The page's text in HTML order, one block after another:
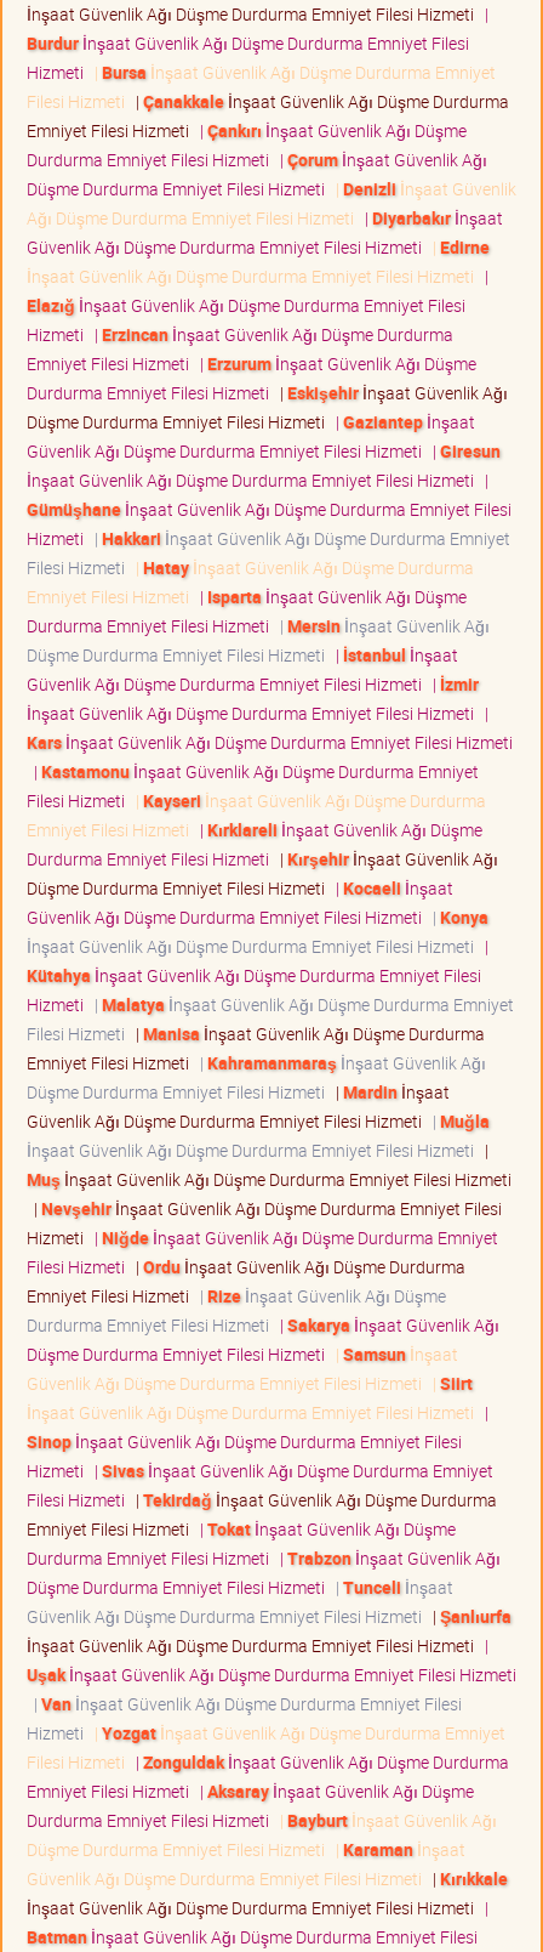
İnşaat Güvenlik Ağı Düşme Durdurma Emniyet Filesi Hizmeti |
Burdurİnşaat Güvenlik Ağı Düşme Durdurma Emniyet Filesi
Hizmeti | Bursa İnşaat Güvenlik Ağı Düşme Durdurma Emniyet
Filesi Hizmeti | Çanakkaleİnşaat Güvenlik Ağı Düşme Durdurma
Emniyet Filesi Hizmeti | Çankırı İnşaat Güvenlik Ağı Düşme
Durdurma Emniyet Filesi Hizmeti | Çorumİnşaat Güvenlik Ağı
Düşme Durdurma Emniyet Filesi Hizmeti | Denizli İnşaat Güvenlik
Ağı Düşme Durdurma Emniyet Filesi Hizmeti | Diyarbakırİnşaat
Güvenlik Ağı Düşme Durdurma Emniyet Filesi Hizmeti | Edirne
İnşaat Güvenlik Ağı Düşme Durdurma Emniyet Filesi Hizmeti |
Elazığ İnşaat Güvenlik Ağı Düşme Durdurma Emniyet Filesi
Hizmeti | Erzincanİnşaat Güvenlik Ağı Düşme Durdurma
Emniyet Filesi Hizmeti | Erzurumİnşaat Güvenlik Ağı Düşme
Durdurma Emniyet Filesi Hizmeti | Eskişehirİnşaat Güvenlik Ağı
Düşme Durdurma Emniyet Filesi Hizmeti | Gaziantepİnşaat
Güvenlik Ağı Düşme Durdurma Emniyet Filesi Hizmeti | Giresun
İnşaat Güvenlik Ağı Düşme Durdurma Emniyet Filesi Hizmeti |
Gümüşhaneİnşaat Güvenlik Ağı Düşme Durdurma Emniyet Filesi
Hizmeti | Hakkari İnşaat Güvenlik Ağı Düşme Durdurma Emniyet
Filesi Hizmeti | Hatayİnşaat Güvenlik Ağı Düşme Durdurma
Emniyet Filesi Hizmeti | Isparta İnşaat Güvenlik Ağı Düşme
Durdurma Emniyet Filesi Hizmeti | Mersinİnşaat Güvenlik Ağı
Düşme Durdurma Emniyet Filesi Hizmeti | İstanbul İnşaat
Güvenlik Ağı Düşme Durdurma Emniyet Filesi Hizmeti | İzmir
İnşaat Güvenlik Ağı Düşme Durdurma Emniyet Filesi Hizmeti |
Karsİnşaat Güvenlik Ağı Düşme Durdurma Emniyet Filesi Hizmeti
| Kastamonuİnşaat Güvenlik Ağı Düşme Durdurma Emniyet
Filesi Hizmeti | Kayseri İnşaat Güvenlik Ağı Düşme Durdurma
Emniyet Filesi Hizmeti | Kırklareli İnşaat Güvenlik Ağı Düşme
Durdurma Emniyet Filesi Hizmeti | Kırşehirİnşaat Güvenlik Ağı
Düşme Durdurma Emniyet Filesi Hizmeti | Kocaeli İnşaat
Güvenlik Ağı Düşme Durdurma Emniyet Filesi Hizmeti | Konya
İnşaat Güvenlik Ağı Düşme Durdurma Emniyet Filesi Hizmeti |
Kütahya İnşaat Güvenlik Ağı Düşme Durdurma Emniyet Filesi
Hizmeti | Malatya İnşaat Güvenlik Ağı Düşme Durdurma Emniyet
Filesi Hizmeti | Manisa İnşaat Güvenlik Ağı Düşme Durdurma
Emniyet Filesi Hizmeti | Kahramanmaraş İnşaat Güvenlik Ağı
Düşme Durdurma Emniyet Filesi Hizmeti | Mardinİnşaat
Güvenlik Ağı Düşme Durdurma Emniyet Filesi Hizmeti | Muğla
İnşaat Güvenlik Ağı Düşme Durdurma Emniyet Filesi Hizmeti |
Muş İnşaat Güvenlik Ağı Düşme Durdurma Emniyet Filesi Hizmeti
| Nevşehirİnşaat Güvenlik Ağı Düşme Durdurma Emniyet Filesi
Hizmeti | Niğdeİnşaat Güvenlik Ağı Düşme Durdurma Emniyet
Filesi Hizmeti | Orduİnşaat Güvenlik Ağı Düşme Durdurma
Emniyet Filesi Hizmeti | Rizeİnşaat Güvenlik Ağı Düşme
Durdurma Emniyet Filesi Hizmeti | Sakarya İnşaat Güvenlik Ağı
Düşme Durdurma Emniyet Filesi Hizmeti | Samsunİnşaat
Güvenlik Ağı Düşme Durdurma Emniyet Filesi Hizmeti | Siirt
İnşaat Güvenlik Ağı Düşme Durdurma Emniyet Filesi Hizmeti |
Sinopİnşaat Güvenlik Ağı Düşme Durdurma Emniyet Filesi
Hizmeti | Sivasİnşaat Güvenlik Ağı Düşme Durdurma Emniyet
Filesi Hizmeti | Tekirdağ İnşaat Güvenlik Ağı Düşme Durdurma
Emniyet Filesi Hizmeti | Tokatİnşaat Güvenlik Ağı Düşme
Durdurma Emniyet Filesi Hizmeti | Trabzonİnşaat Güvenlik Ağı
Düşme Durdurma Emniyet Filesi Hizmeti | Tunceli İnşaat
Güvenlik Ağı Düşme Durdurma Emniyet Filesi Hizmeti | Şanlıurfa
İnşaat Güvenlik Ağı Düşme Durdurma Emniyet Filesi Hizmeti |
Uşakİnşaat Güvenlik Ağı Düşme Durdurma Emniyet Filesi Hizmeti
| Vanİnşaat Güvenlik Ağı Düşme Durdurma Emniyet Filesi
Hizmeti | Yozgatİnşaat Güvenlik Ağı Düşme Durdurma Emniyet
Filesi Hizmeti | Zonguldakİnşaat Güvenlik Ağı Düşme Durdurma
Emniyet Filesi Hizmeti | Aksarayİnşaat Güvenlik Ağı Düşme
Durdurma Emniyet Filesi Hizmeti | Bayburtİnşaat Güvenlik Ağı
Düşme Durdurma Emniyet Filesi Hizmeti | Karamanİnşaat
Güvenlik Ağı Düşme Durdurma Emniyet Filesi Hizmeti | Kırıkkale
İnşaat Güvenlik Ağı Düşme Durdurma Emniyet Filesi Hizmeti |
Batmanİnşaat Güvenlik Ağı Düşme Durdurma Emniyet Filesi